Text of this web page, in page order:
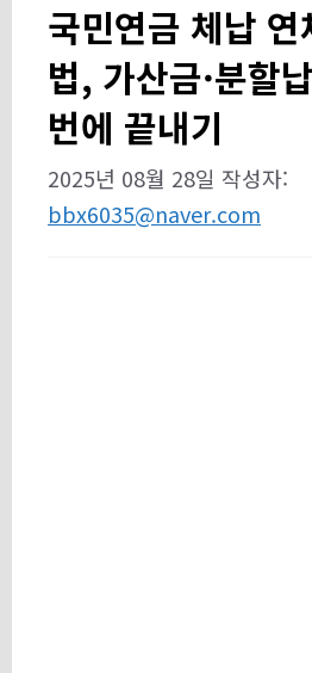
국민연금 체납
법, 가산금·분할
번에 끝내기
2025년 08월 28일 작성자:
bbx6035@naver.com